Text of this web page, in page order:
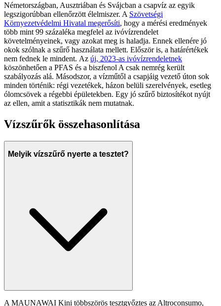
Németországban, Ausztriában és Svájcban a csapvíz az egyik
legszigorúbban ellenőrzött élelmiszer. A Szövetségi
Környezetvédelmi Hivatal megerősíti, hogy a mérési eredmények
több mint 99 százaléka megfelel az ivóvízrendelet
követelményeinek, vagy azokat meg is haladja. Ennek ellenére jó
okok szólnak a szűrő használata mellett. Először is, a határértékek
nem fednek le mindent. Az új, 2023-as ivóvízrendeletnek
köszönhetően a PFAS és a biszfenol A csak nemrég került
szabályozás alá. Másodszor, a vízműtől a csapjáig vezető úton sok
minden történik: régi vezetékek, házon belüli szerelvények, esetleg
ólomcsövek a régebbi épületekben. Egy jó szűrő biztosítékot nyújt
az ellen, amit a statisztikák nem mutatnak.
Vízszűrők összehasonlítása
Melyik vízszűrő nyerte a tesztet?
A MAUNAWAI Kini többszörös tesztgyőztes az Altroconsumo,